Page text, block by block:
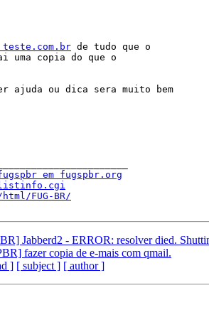
teste.com.br
ajuda ou dica sera muito bem
em fugspbr.org
FUG-BR/
Jabberd2 - ERROR: resolver died.
fazer copia de e-mais com qmail.
] [ subject ] [ author ]